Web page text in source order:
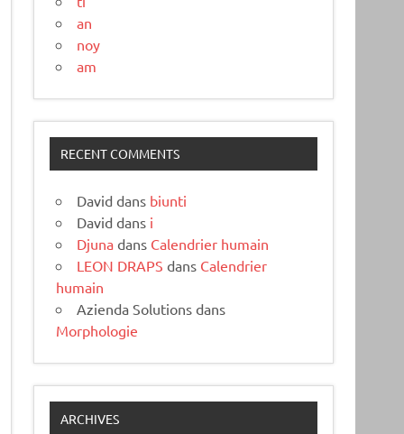
an
noy
am
RECENT COMMENTS
David dans biunti
David dans i
Djuna dans Calendrier humain
LEON DRAPS dans Calendrier
humain
Azienda Solutions dans
Morphologie
ARCHIVES